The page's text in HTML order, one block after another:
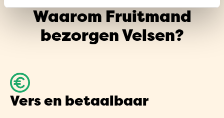
Waarom Fruitmand
bezorgen Velsen?
Vers en betaalbaar